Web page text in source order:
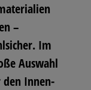
–
Im
Auswahl
den Innen-